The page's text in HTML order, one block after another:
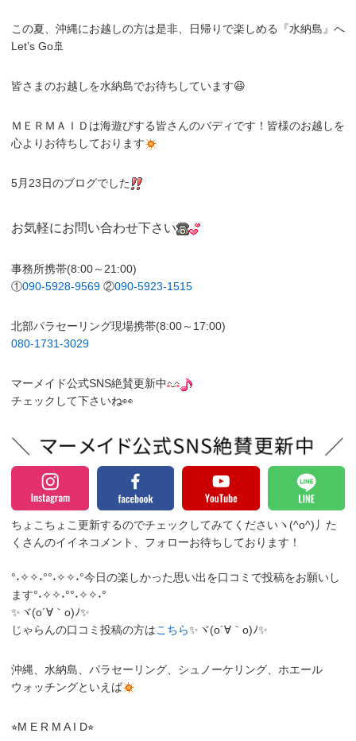
この夏、沖縄にお越しの方は是非、日帰りで楽しめる『水納島』へ
Let’s Go🚢
皆さまのお越しを水納島でお待ちしています😆
ＭＥＲＭＡＩＤは海遊びする皆さんのバディです！皆様のお越しを
心よりお待ちしております
5月23日のブログでした
お気軽にお問い合わせ下さい
事務所携帯(8:00～21:00)
①090-5928-9569 ②090-5923-1515
北部パラセーリング現場携帯(8:00～17:00)
080-1731-3029
マーメイド公式SNS絶賛更新中
チェックして下さいね👀
ちょこちょこ更新するのでチェックしてみてくださいヽ(^o^)丿 た
くさんのイイネコメント、フォローお待ちしております！
°˖✧✧˖°°˖✧✧˖°今日の楽しかった思い出を口コミで投稿をお願いし
ます°˖✧✧˖°°˖✧✧˖°
✨ヾ(o´∀｀o)ﾉ✨
じゃらんの口コミ投稿の方はこちら✨ヾ(o´∀｀o)ﾉ✨
沖縄、水納島、パラセーリング、シュノーケリング、ホエール
ウォッチングといえば
⭐︎M E R M A I D⭐︎